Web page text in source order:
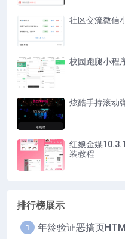
社区交流微信
校园跑腿小程
炫酷手持滚动
红娘金媒
装教程
排行榜展示
1 年龄验证恶搞页